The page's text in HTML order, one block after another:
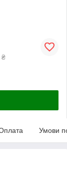
₴
Умови